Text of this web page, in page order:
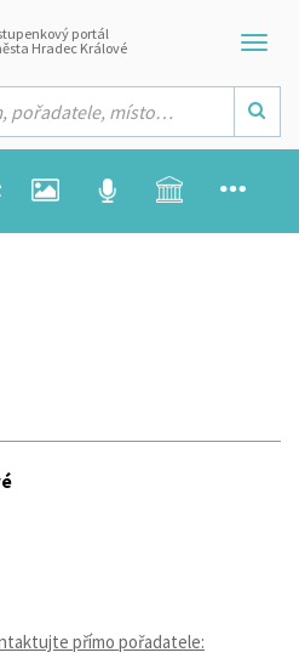
portál
Hradec Králové
přímo pořadatele: